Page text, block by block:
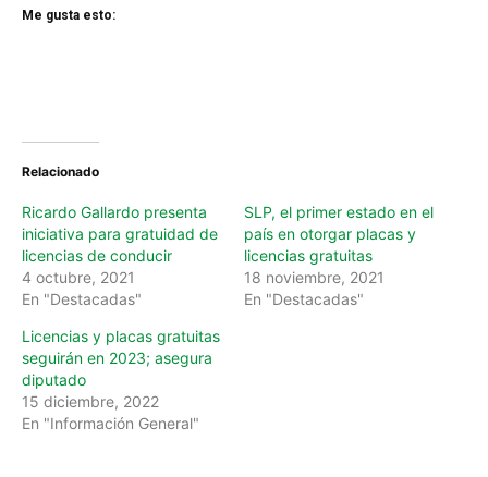
Me gusta esto:
Relacionado
Ricardo Gallardo presenta
iniciativa para gratuidad de
licencias de conducir
4 octubre, 2021
En "Destacadas"
SLP, el primer estado en el
país en otorgar placas y
licencias gratuitas
18 noviembre, 2021
En "Destacadas"
Licencias y placas gratuitas
seguirán en 2023; asegura
diputado
15 diciembre, 2022
En "Información General"